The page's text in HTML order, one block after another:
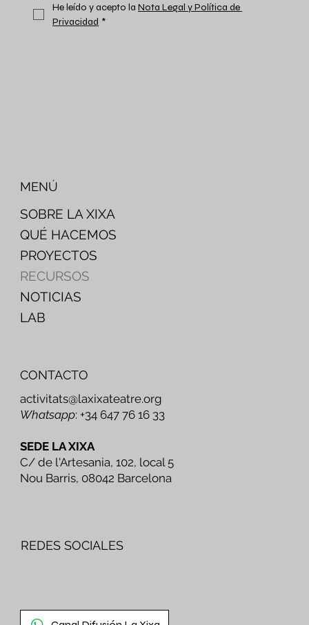
He leído y acepto la Nota Legal y Política de
Privacidad *
SOBRE LA XIXA
QUÉ HACEMOS
PROYECTOS
RECURSOS
NOTICIAS
LAB
MENÚ
CONTACTO
activitats@laxixateatre.org
Whatsapp: +34 647 76 16 33
SEDE LA XIXA
C/ de l'Artesania, 102, local 5
Nou Barris, 08042 Barcelona
REDES SOCIALES